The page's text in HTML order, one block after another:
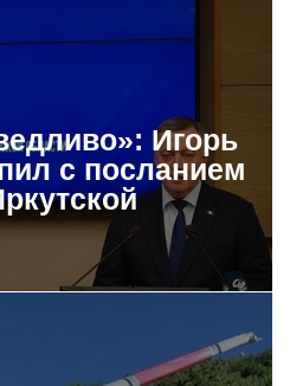
Игорь
с посланием